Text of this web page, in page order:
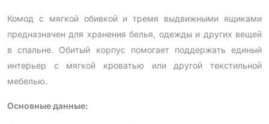
Комод с мягкой обивкой и тремя выдвижными ящиками
предназначен для хранения белья, одежды и других вещей
в спальне. Обитый корпус помогает поддержать единый
интерьер с мягкой кроватью или другой текстильной
мебелью.
Основные данные: